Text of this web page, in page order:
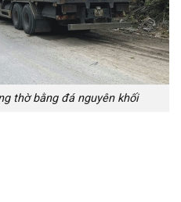
thờ bằng đá nguyên khối